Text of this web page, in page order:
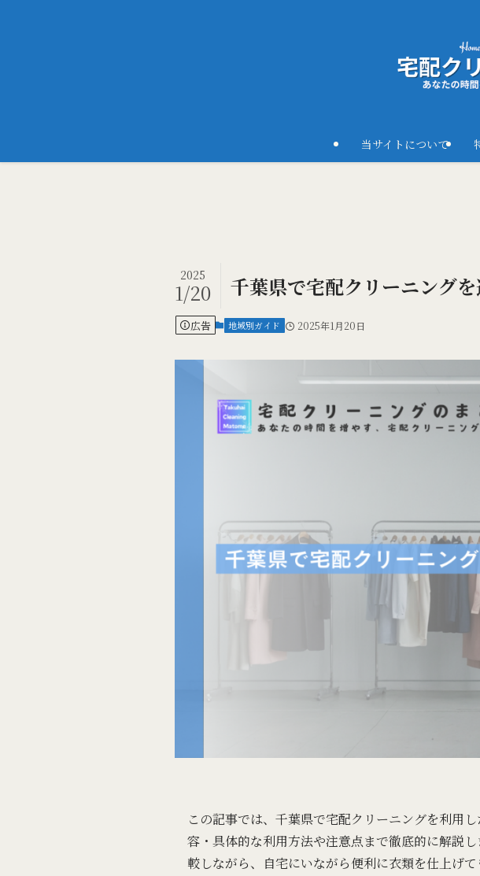
当サイトについて
千葉県で宅配クリーニング
2025
1/20
広告 地域別ガイド 2025年1月20日
この記事では、千葉県で宅配クリーニングを利用
容・具体的な利用方法や注意点まで徹底的に解説
較しながら、自宅にいながら便利に衣類を仕上げ